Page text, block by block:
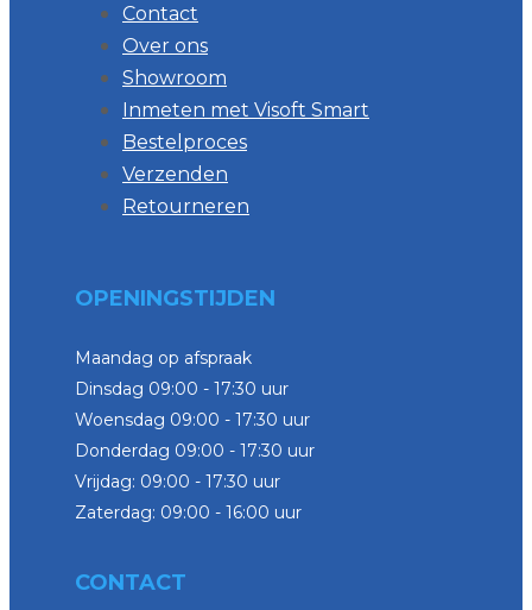
Contact
Over ons
Showroom
Inmeten met Visoft Smart
Bestelproces
Verzenden
Retourneren
OPENINGSTIJDEN
Maandag op afspraak
Dinsdag 09:00 - 17:30 uur
Woensdag 09:00 - 17:30 uur
Donderdag 09:00 - 17:30 uur
Vrijdag: 09:00 - 17:30 uur
Zaterdag: 09:00 - 16:00 uur
CONTACT